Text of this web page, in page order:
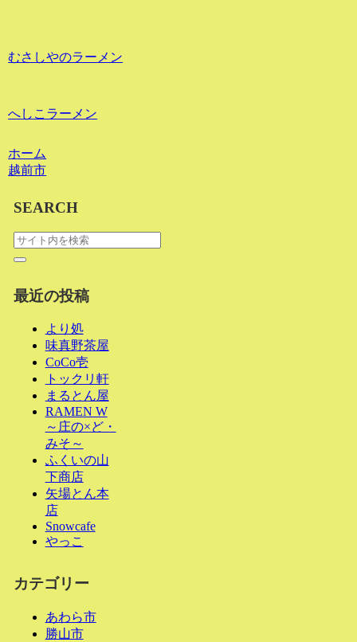
むさしやのラーメン
へしこラーメン
ホーム
越前市
SEARCH
最近の投稿
より処
味真野茶屋
CoCo壱
トックリ軒
まるとん屋
RAMEN W
～庄の×ど・
みそ～
ふくいの山
下商店
矢場とん本
店
Snowcafe
やっこ
カテゴリー
あわら市
勝山市